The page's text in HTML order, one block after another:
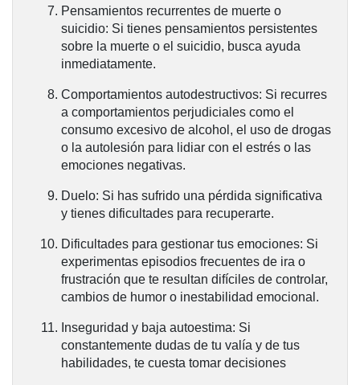
Pensamientos recurrentes de muerte o
suicidio: Si tienes pensamientos persistentes
sobre la muerte o el suicidio, busca ayuda
inmediatamente.
Comportamientos autodestructivos: Si recurres
a comportamientos perjudiciales como el
consumo excesivo de alcohol, el uso de drogas
o la autolesión para lidiar con el estrés o las
emociones negativas.
Duelo: Si has sufrido una pérdida significativa
y tienes dificultades para recuperarte.
Dificultades para gestionar tus emociones: Si
experimentas episodios frecuentes de ira o
frustración que te resultan difíciles de controlar,
cambios de humor o inestabilidad emocional.
Inseguridad y baja autoestima: Si
constantemente dudas de tu valía y de tus
habilidades, te cuesta tomar decisiones